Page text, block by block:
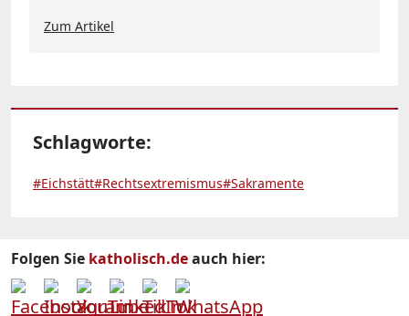
Zum Artikel
Schlagworte:
#Eichstätt#Rechtsextremismus#Sakramente
Folgen Sie katholisch.deauch hier: